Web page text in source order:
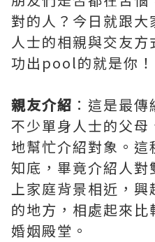
對的人？今日就跟
人士的相親與交友
功出pool的就是你！
親友介紹 ：這是最
不少單身人士的父
地幫忙介紹對象。
知底，畢竟介紹人
上家庭背景相近，
的地方，相處起來
婚姻殿堂。